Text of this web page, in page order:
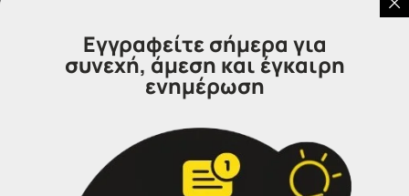
IDEA
Γραφεία Εξυπηρέτησης Πολιτών.
Θα χαρούμε να σας εξυπηρετήσουμε:
Εγγραφείτε σήμερα για
συνεχή, άμεση και έγκαιρη
ενημέρωση